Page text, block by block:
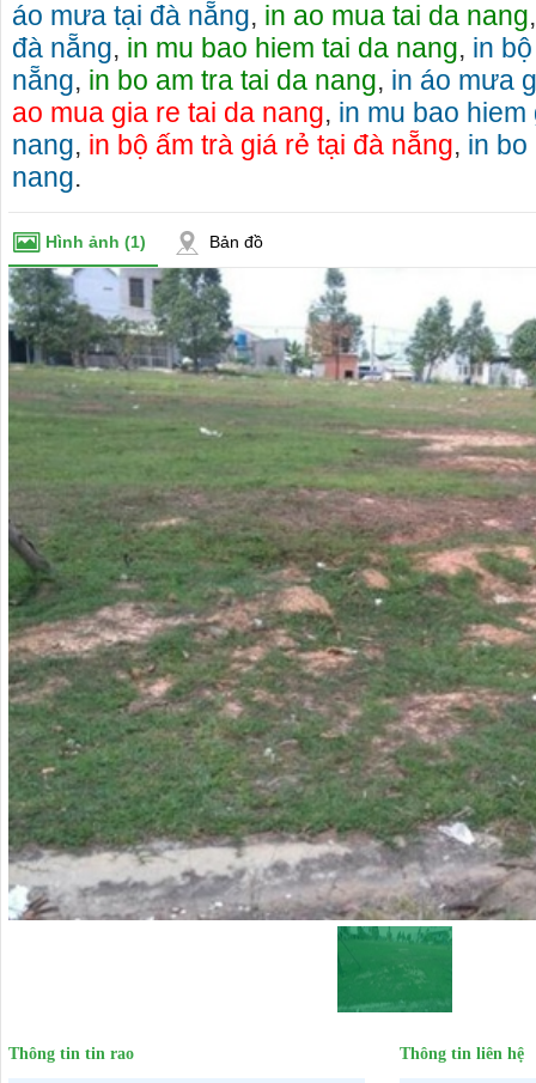
áo mưa tại đà nẵng, in ao mua tai da nang
đà nẵng, in mu bao hiem tai da nang, in
nẵng, in bo am tra tai da nang, in áo mưa
ao mua gia re tai da nang, in mu bao hiem
nang, in bộ ấm trà giá rẻ tại đà nẵng, in bo
nang.
Hình ảnh (1) Bản đồ
Thông tin tin rao Thông tin liên hệ